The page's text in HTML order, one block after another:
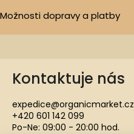
Možnosti dopravy a platby
Kontaktuje nás
expedice@organicmarket.cz
+420 601 142 099
Po-Ne: 09:00 - 20:00 hod.